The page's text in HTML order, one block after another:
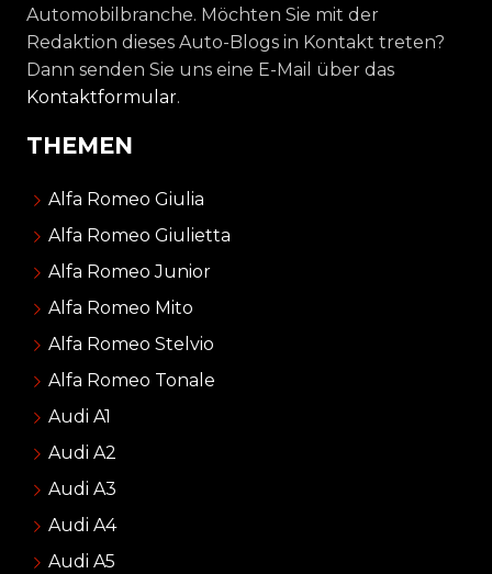
Automobilbranche. Möchten Sie mit der
Redaktion dieses Auto-Blogs in Kontakt treten?
Dann senden Sie uns eine E-Mail über das
Kontaktformular.
THEMEN
Alfa Romeo Giulia
Alfa Romeo Giulietta
Alfa Romeo Junior
Alfa Romeo Mito
Alfa Romeo Stelvio
Alfa Romeo Tonale
Audi A1
Audi A2
Audi A3
Audi A4
Audi A5